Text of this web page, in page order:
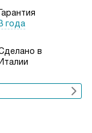
года
в
Италии